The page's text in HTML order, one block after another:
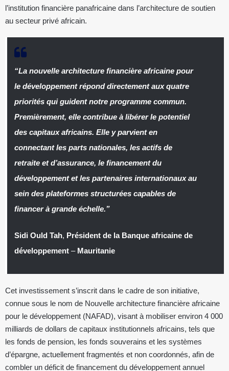
l’institution financière panafricaine dans l’architecture de soutien
au secteur privé africain.
“La nouvelle architecture financière africaine pour
le développement répond directement aux quatre
priorités qui guident notre programme commun.
Premièrement, elle contribue à libérer le potentiel
des capitaux africains. Elle y parvient en
connectant les parts nationales, les actifs de
retraite et d’assurance, le financement du
développement et les partenaires internationaux au
sein des plateformes structurées capables de
financer à grande échelle.”
Sidi Ould Tah, Président de la Banque africaine de
développement – Mauritanie
Cet investissement s’inscrit dans le cadre de son initiative,
connue sous le nom de Nouvelle architecture financière africaine
pour le développement (NAFAD), visant à mobiliser environ 4 000
milliards de dollars de capitaux institutionnels africains, tels que
les fonds de pension, les fonds souverains et les systèmes
d’épargne, actuellement fragmentés et non coordonnés, afin de
combler un déficit de financement du développement annuel